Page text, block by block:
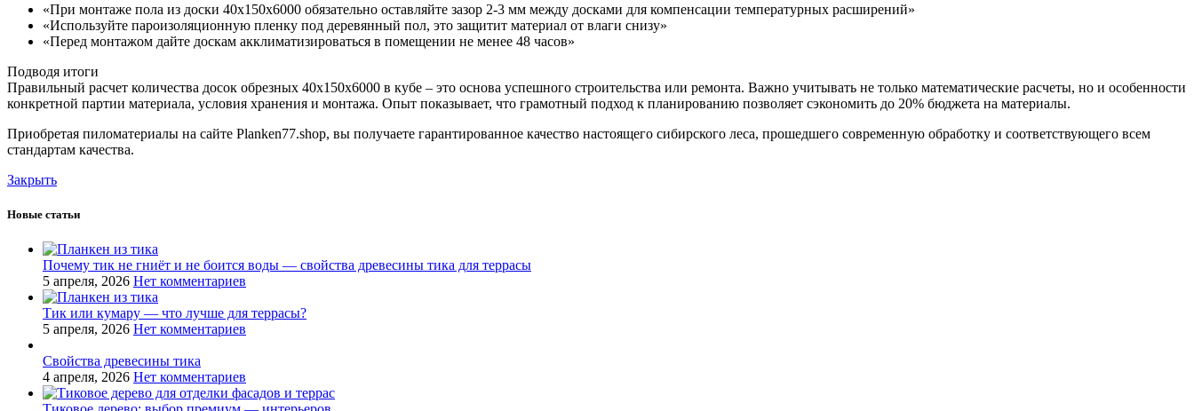
«При монтаже пола из доски 40х150х6000 обязательно оставляйте зазор 2-3 мм между досками для компенсации температурных расширений»
«Используйте пароизоляционную пленку под деревянный пол, это защитит материал от влаги снизу»
«Перед монтажом дайте доскам акклиматизироваться в помещении не менее 48 часов»
Подводя итоги
Правильный расчет количества досок обрезных 40х150х6000 в кубе – это основа успешного строительства или ремонта. Важно учитывать не только математические расчеты, но и особенности
конкретной партии материала, условия хранения и монтажа. Опыт показывает, что грамотный подход к планированию позволяет сэкономить до 20% бюджета на материалы.
Приобретая пиломатериалы на сайте Planken77.shop, вы получаете гарантированное качество настоящего сибирского леса, прошедшего современную обработку и соответствующего всем
стандартам качества.
Закрыть
Новые статьи
Почему тик не гниёт и не боится воды — свойства древесины тика для террасы
5 апреля, 2026 Нет комментариев
Тик или кумару — что лучше для террасы?
5 апреля, 2026 Нет комментариев
Свойства древесины тика
4 апреля, 2026 Нет комментариев